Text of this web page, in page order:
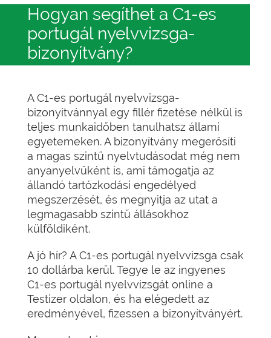
Hogyan segíthet a C1-es
portugál nyelvvizsga-
bizonyítvány?
A C1-es portugál nyelvvizsga-
bizonyítvánnyal egy fillér fizetése nélkül is
teljes munkaidőben tanulhatsz állami
egyetemeken. A bizonyítvány megerősíti
a magas szintű nyelvtudásodat még nem
anyanyelvűként is, ami támogatja az
állandó tartózkodási engedélyed
megszerzését, és megnyitja az utat a
legmagasabb szintű állásokhoz
külföldiként.
A jó hír? A C1-es portugál nyelvvizsga csak
10 dollárba kerül. Tegye le az ingyenes
C1-es portugál nyelvvizsgát online a
Testizer oldalon, és ha elégedett az
eredményével, fizessen a bizonyítványért.